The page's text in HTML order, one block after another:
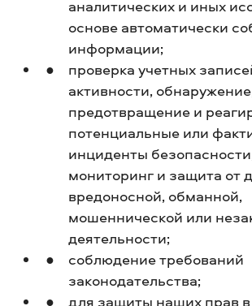
аналитических и иных
основе автоматически
информации;
проверка учетных
активности,
предотвращение и
потенциальные или
инциденты
мониторинг и защита от
вредоносной, обманной,
мошеннической или
деятельности;
соблюдение требований
законодательства;
для защиты наших прав